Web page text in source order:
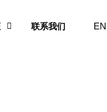
联系我们 EN